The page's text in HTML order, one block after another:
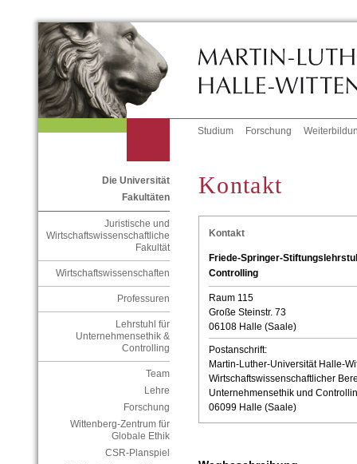
Studium Forschung
Die Universität
Fakultäten
Juristische und
Wirtschaftswissenschaftliche
Fakultät
Wirtschaftswissenschaften
Professuren
Lehrstuhl für
Unternehmensethik &
Controlling
Team
Lehre
Forschung
Wittenberg-Zentrum für
Globale Ethik
CSR-Planspiel
Kontakt
Kontakt
Friede-Springer-
Controlling
Raum 115
Große Steinstr. 73
06108 Halle (Saale)
Postanschrift:
Martin-Luther-Universität Halle-
Wirtschaftswissenschaftlicher
Unternehmensethik und
06099 Halle (Saale)